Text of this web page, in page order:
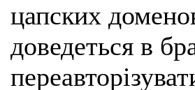
цапских
доведеться в